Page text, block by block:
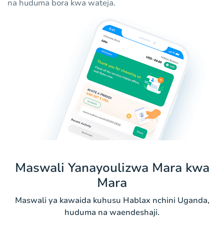
na huduma bora kwa wateja.
Maswali Yanayoulizwa Mara kwa
Mara
Maswali ya kawaida kuhusu Hablax nchini Uganda,
huduma na waendeshaji.